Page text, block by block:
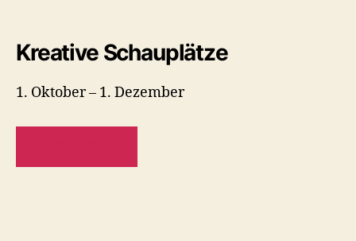
Kreative Schauplätze
1. Oktober – 1. Dezember